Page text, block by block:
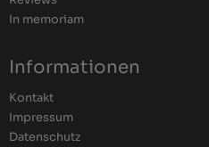
In memoriam
Informationen
Kontakt
Impressum
Datenschutz